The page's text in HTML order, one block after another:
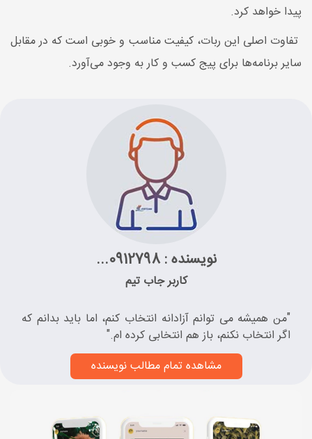
پیدا خواهد کرد.
تفاوت اصلی این ربات، کیفیت مناسب و خوبی است که در مقابل
سایر برنامه‌ها برای پیج کسب و کار به وجود می‌آورد.
نویسنده : 0912798...
کاربر جاب تیم
"من همیشه می توانم آزادانه انتخاب کنم، اما باید بدانم که
اگر انتخاب نکنم، باز هم انتخابی کرده ام."
مشاهده تمام مطالب نویسنده